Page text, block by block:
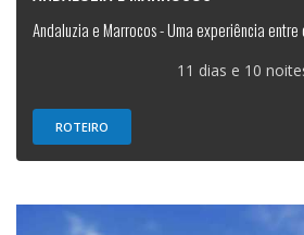
Andaluzia e Marrocos - Uma experiência
11 dias e 10
ROTEIRO